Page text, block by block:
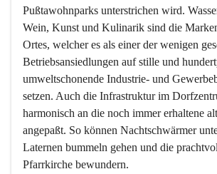
Pußtawohnparks unterstrichen wird.
Wein, Kunst und Kulinarik sind die
Ortes, welcher es als einer der wenigen
Betriebsansiedlungen auf stille und
umweltschonende Industrie- und
setzen. Auch die Infrastruktur im
harmonisch an die noch immer erhaltene
angepaßt. So können Nachtschwärmer
Laternen bummeln gehen und die
Pfarrkirche bewundern.